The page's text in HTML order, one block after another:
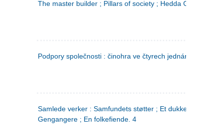
The master builder ; Pillars of society ; Hedda Gabler
Podpory společnosti : činohra ve čtyrech jednáních
Samlede verker : Samfundets støtter ; Et dukkehjem ;
Gengangere ; En folkefiende. 4